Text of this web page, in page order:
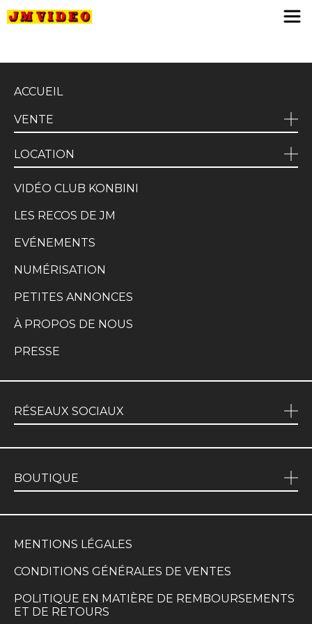
ACCUEIL
VENTE
LOCATION
VIDÉO CLUB KONBINI
LES RECOS DE JM
EVÉNEMENTS
NUMÉRISATION
PETITES ANNONCES
À PROPOS DE NOUS
PRESSE
RÉSEAUX SOCIAUX
BOUTIQUE
MENTIONS LÉGALES
CONDITIONS GÉNÉRALES DE VENTES
POLITIQUE EN MATIÈRE DE REMBOURSEMENTS
ET DE RETOURS